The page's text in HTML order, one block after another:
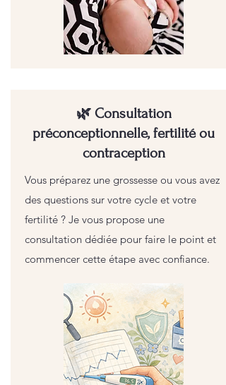
🌿 Consultation
préconceptionnelle, fertilité ou
contraception
Vous préparez une grossesse ou vous avez
des questions sur votre cycle et votre
fertilité ? Je vous propose une
consultation dédiée pour faire le point et
commencer cette étape avec confiance.